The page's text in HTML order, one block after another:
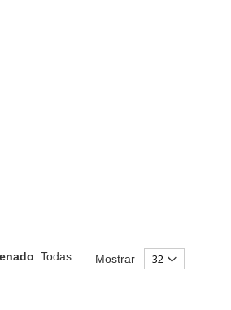
Mostrar
. Todas